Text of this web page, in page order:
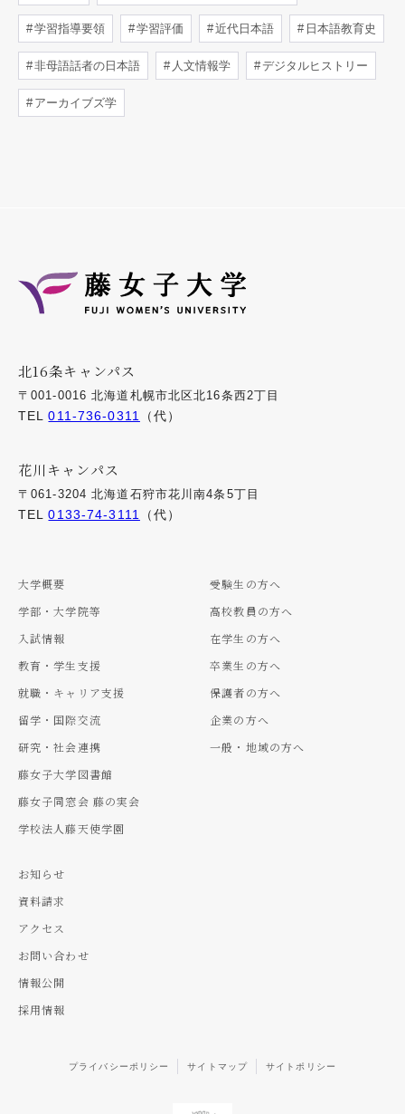
学習指導要領 学習評価 近代日本語 日本語教育史
非母語話者の日本語 人文情報学 デジタルヒストリー
アーカイブズ学
北16条キャンパス
〒001-0016 北海道札幌市北区北16条西2丁目
TEL011-736-0311 （代）
花川キャンパス
〒061-3204 北海道石狩市花川南4条5丁目
TEL0133-74-3111 （代）
大学概要
学部・大学院等
入試情報
教育・学生支援
就職・キャリア支援
留学・国際交流
研究・社会連携
藤女子大学図書館
藤女子同窓会 藤の実会
学校法人藤天使学園
受験生の方へ
高校教員の方へ
在学生の方へ
卒業生の方へ
保護者の方へ
企業の方へ
一般・地域の方へ
お知らせ
資料請求
アクセス
お問い合わせ
情報公開
採用情報
プライバシーポリシー サイトマップ サイトポリシー